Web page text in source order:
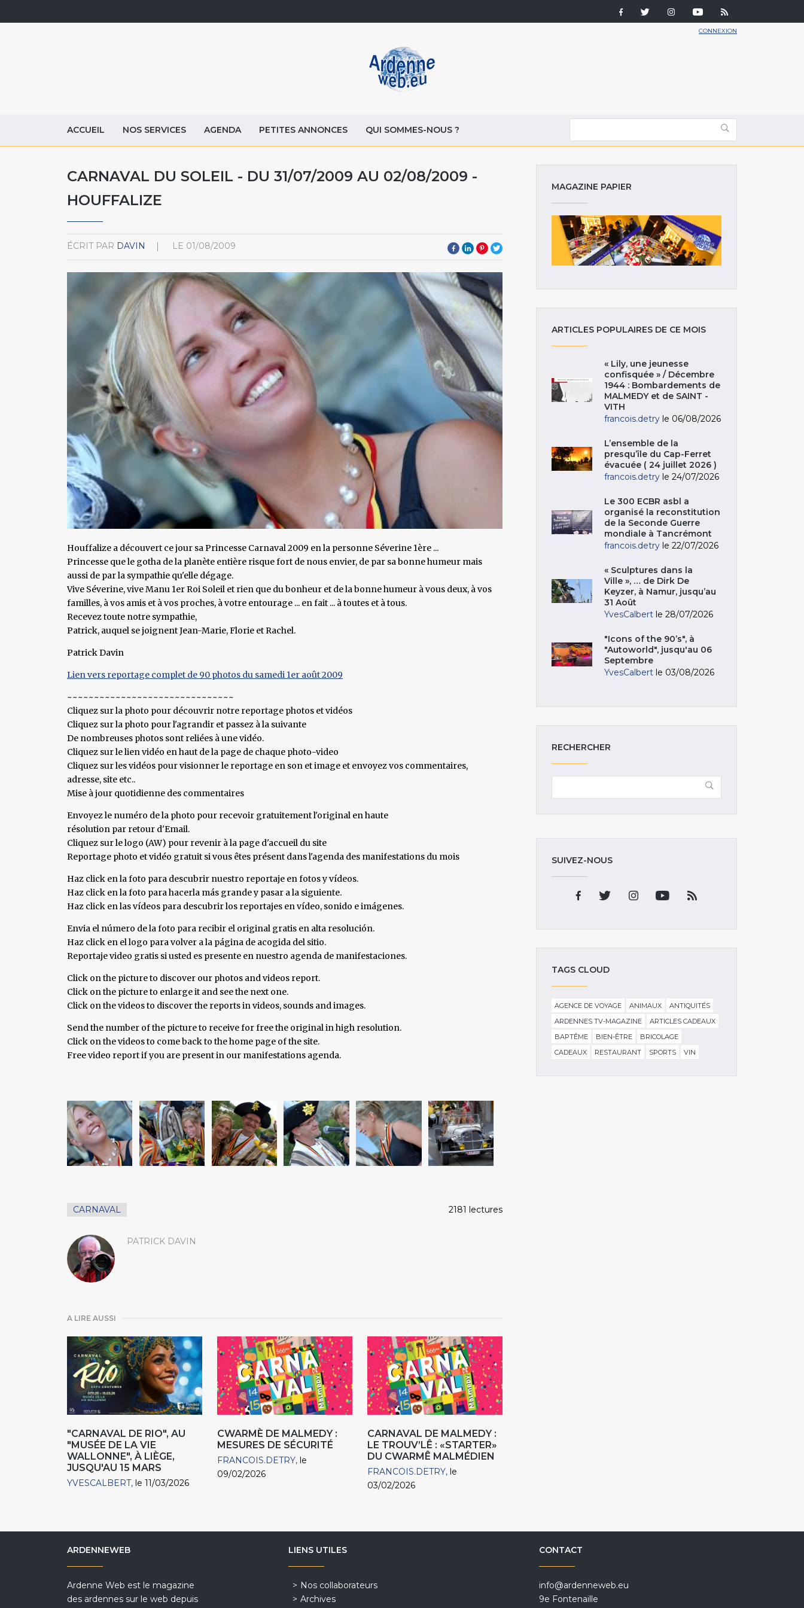
CONNEXION
ACCUEIL NOS SERVICES AGENDA PETITES ANNONCES QUI SOMMES-NOUS ?
CARNAVAL DU SOLEIL - DU 31/07/2009 AU 02/08/2009 -
HOUFFALIZE
ÉCRIT PAR DAVIN LE 01/08/2009
Houffalize a découvert ce jour sa Princesse Carnaval 2009 en la personne Séverine 1ère ...
Princesse que le gotha de la planète entière risque fort de nous envier, de par sa bonne humeur mais
aussi de par la sympathie qu'elle dégage.
Vive Séverine, vive Manu 1er Roi Soleil et rien que du bonheur et de la bonne humeur à vous deux, à vos
familles, à vos amis et à vos proches, à votre entourage ... en fait ... à toutes et à tous.
Recevez toute notre sympathie,
Patrick, auquel se joignent Jean-Marie, Florie et Rachel.
Patrick Davin
Lien vers reportage complet de 90 photos du samedi 1er août 2009
~~~~~~~~~~~~~~~~~~~~~~~~~~~~~~~
Cliquez sur la photo pour découvrir notre reportage photos et vidéos
Cliquez sur la photo pour l'agrandir et passez à la suivante
De nombreuses photos sont reliées à une vidéo.
Cliquez sur le lien vidéo en haut de la page de chaque photo-video
Cliquez sur les vidéos pour visionner le reportage en son et image et envoyez vos commentaires,
adresse, site etc..
Mise à jour quotidienne des commentaires
Envoyez le numéro de la photo pour recevoir gratuitement l'original en haute
résolution par retour d'Email.
Cliquez sur le logo (AW) pour revenir à la page d'accueil du site
Reportage photo et vidéo gratuit si vous êtes présent dans l'agenda des manifestations du mois
Haz click en la foto para descubrir nuestro reportaje en fotos y vídeos.
Haz click en la foto para hacerla más grande y pasar a la siguiente.
Haz click en las vídeos para descubrir los reportajes en vídeo, sonido e imágenes.
Envia el número de la foto para recibir el original gratis en alta resolución.
Haz click en el logo para volver a la página de acogida del sitio.
Reportaje video gratis si usted es presente en nuestro agenda de manifestaciones.
Click on the picture to discover our photos and videos report.
Click on the picture to enlarge it and see the next one.
Click on the videos to discover the reports in videos, sounds and images.
Send the number of the picture to receive for free the original in high resolution.
Click on the videos to come back to the home page of the site.
Free video report if you are present in our manifestations agenda.
CARNAVAL 2181 lectures
PATRICK DAVIN
A LIRE AUSSI
"CARNAVAL DE RIO", AU
"MUSÉE DE LA VIE
WALLONNE", À LIÈGE,
JUSQU'AU 15 MARS
YVESCALBERT le 11/03/2026
CWARMÈ DE MALMEDY :
MESURES DE SÉCURITÉ
FRANCOIS.DETRY le
09/02/2026
CARNAVAL DE MALMEDY :
LE TROUV’LÊ : «STARTER»
DU CWARMÊ MALMÉDIEN
FRANCOIS.DETRY le
03/02/2026
MAGAZINE PAPIER
ARTICLES POPULAIRES DE CE MOIS
« Lily, une jeunesse
confisquée » / Décembre
1944 : Bombardements de
MALMEDY et de SAINT -
VITH
francois.detry le 06/08/2026
L’ensemble de la
presqu’île du Cap-Ferret
évacuée ( 24 juillet 2026 )
francois.detry le 24/07/2026
Le 300 ECBR asbl a
organisé la reconstitution
de la Seconde Guerre
mondiale à Tancrémont
francois.detry le 22/07/2026
« Sculptures dans la
Ville », … de Dirk De
Keyzer, à Namur, jusqu’au
31 Août
YvesCalbert le 28/07/2026
"Icons of the 90’s", à
"Autoworld", jusqu'au 06
Septembre
YvesCalbert le 03/08/2026
RECHERCHER
SUIVEZ-NOUS
TAGS CLOUD
AGENCE DE VOYAGE ANIMAUX
ANTIQUITÉS
ARDENNES TV-MAGAZINE
ARTICLES CADEAUX
BAPTÊME
BIEN-ÊTRE
BRICOLAGE
CADEAUX
RESTAURANT SPORTS VIN
ARDENNEWEB
Ardenne Web est le magazine
des ardennes sur le web depuis
LIENS UTILES
Nos collaborateurs
Archives
CONTACT
info@ardenneweb.eu
9e Fontenaille